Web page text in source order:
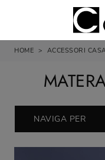
HOME > ACCESSORI
NAVIGA PER